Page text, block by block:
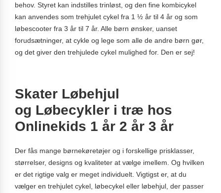
behov. Styret kan indstilles trinløst, og den fine kombicykel
kan anvendes som trehjulet cykel fra 1 ½ år til 4 år og som
løbescooter fra 3 år til 7 år. Alle børn ønsker, uanset
forudsætninger, at cykle og lege som alle de andre børn gør,
og det giver den trehjulede cykel mulighed for. Den er sej!
Skater Løbehjul
og Løbecykler i træ hos
Onlinekids 1 år 2 år 3 år
Der fås mange børnekøretøjer og i forskellige prisklasser,
størrelser, designs og kvaliteter at vælge imellem. Og hvilken
er det rigtige valg er meget individuelt. Vigtigst er, at du
vælger en trehjulet cykel, løbecykel eller løbehjul, der passer